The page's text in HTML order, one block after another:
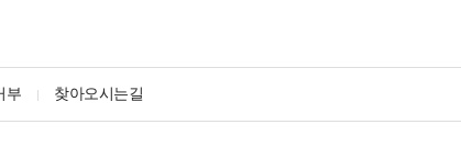
부 찾아오시는길